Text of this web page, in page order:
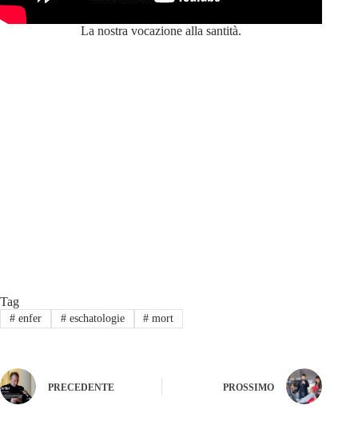
La nostra vocazione alla santità.
Tag
#enfer #eschatologie # mort
PRECEDENTE PROSSIMO